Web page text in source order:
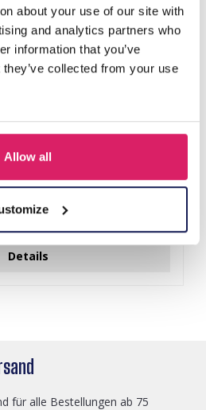
about your use of our site with
and analytics partners who
information that you’ve
collected from your use
Allow all
3 S. Steel Ring Adjustable
Details
für alle Bestellungen ab 75